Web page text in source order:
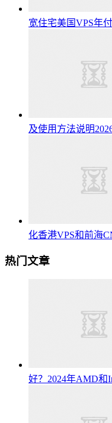
宽住宅美国VPS年
及使用方法说明
化香港VPS和前海
热门文章
好？2024年AMD和